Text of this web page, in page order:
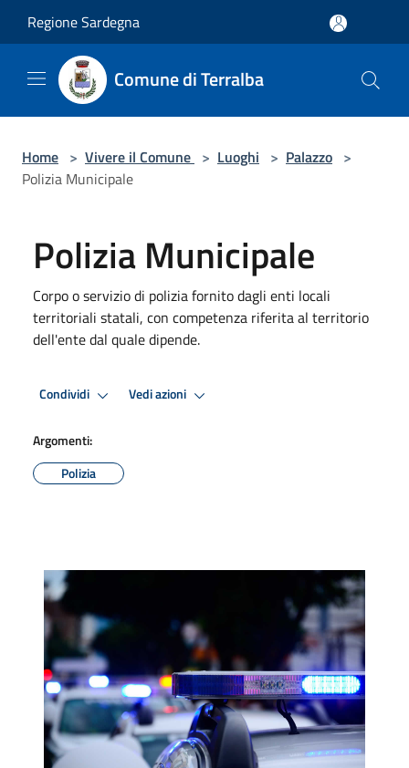
Regione Sardegna
Comune di Terralba
Home > Vivere il Comune > Luoghi > Palazzo >
Polizia Municipale
Polizia Municipale
Corpo o servizio di polizia fornito dagli enti locali
territoriali statali, con competenza riferita al territorio
dell'ente dal quale dipende.
Condividi Vedi azioni
Argomenti:
Polizia